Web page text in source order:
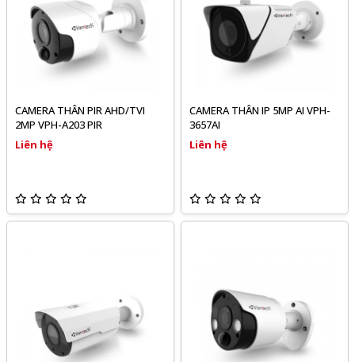
CAMERA THÂN PIR AHD/TVI
2MP VPH-A203 PIR
Liên hệ
CAMERA THÂN IP 5MP AI VPH-
3657AI
Liên hệ